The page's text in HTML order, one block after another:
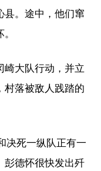
县。途中，他们窜
崎大队行动，并立
村落被敌人践踏的
决死一纵队正有一
彭德怀很快发出歼